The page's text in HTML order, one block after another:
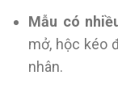
Mẫu có
mở, hộc kéo
nhân.